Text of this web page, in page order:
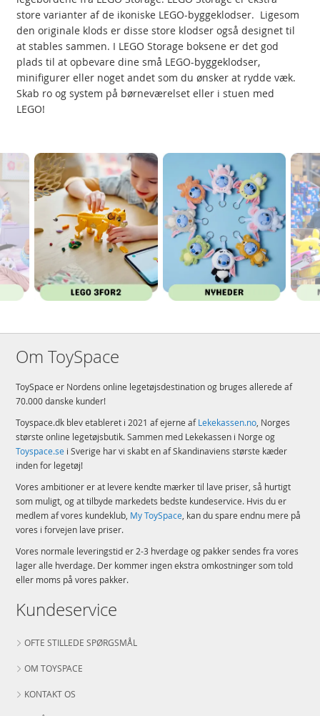
store varianter af de ikoniske LEGO-byggeklodser. Ligesom
den originale klods er disse store klodser også designet til
at stables sammen. I LEGO Storage boksene er det god
plads til at opbevare dine små LEGO-byggeklodser,
minifigurer eller noget andet som du ønsker at rydde væk.
Skab ro og system på børneværelset eller i stuen med
LEGO!
Om ToySpace
ToySpace er Nordens online legetøjsdestination og bruges allerede af
70.000 danske kunder!
Toyspace.dk blev etableret i 2021 af ejerne afLekekassen.no, Norges
største online legetøjsbutik. Sammen med Lekekassen i Norge og
Toyspace.se i Sverige har vi skabt en af Skandinaviens største kæder
inden for legetøj!
Vores ambitioner er at levere kendte mærker til lave priser, så hurtigt
som muligt, og at tilbyde markedets bedste kundeservice. Hvis du er
medlem af vores kundeklub, My ToySpace, kan du spare endnu mere på
vores i forvejen lave priser.
Vores normale leveringstid er 2-3 hverdage og pakker sendes fra vores
lager alle hverdage. Der kommer ingen ekstra omkostninger som told
eller moms på vores pakker.
Kundeservice
OFTE STILLEDE SPØRGSMÅL
OM TOYSPACE
KONTAKT OS